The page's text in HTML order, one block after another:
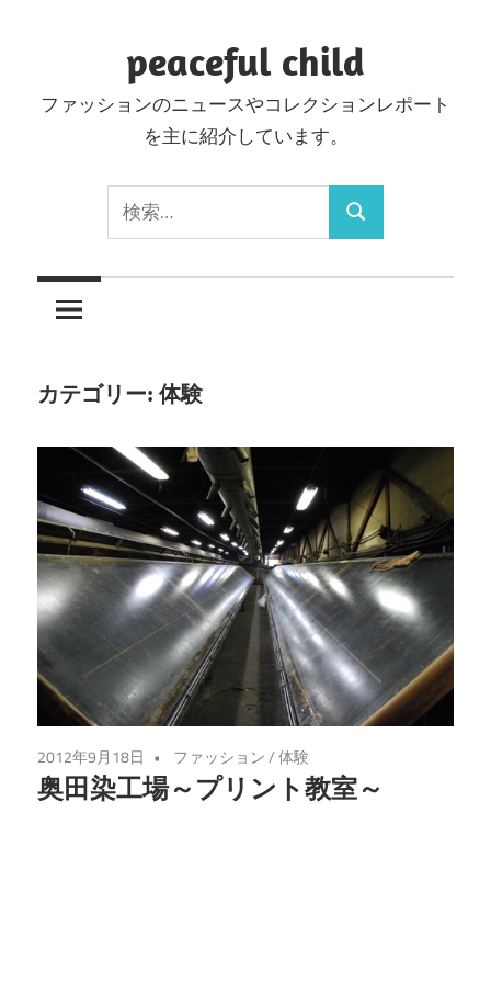
ン
peaceful child
ファッションのニュースやコレクションレポート
を主に紹介しています。
索:
検
カテゴリー: 体験
2012年9月18日 ファッション/体験
奥田染工場～プリント教室～